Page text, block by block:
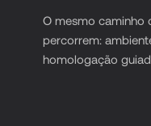
O mesmo caminho
percorrem:
homologação